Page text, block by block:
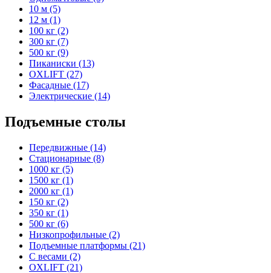
10 м (5)
12 м (1)
100 кг (2)
300 кг (7)
500 кг (9)
Пиканиски (13)
OXLIFT (27)
Фасадные (17)
Электрические (14)
Подъемные столы
Передвижные (14)
Стационарные (8)
1000 кг (5)
1500 кг (1)
2000 кг (1)
150 кг (2)
350 кг (1)
500 кг (6)
Низкопрофильные (2)
Подъемные платформы (21)
С весами (2)
OXLIFT (21)